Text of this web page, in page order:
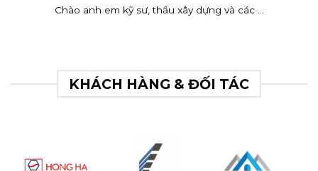
Chào anh em kỹ sư, thầu xây dựng và các ...
KHÁCH HÀNG & ĐỐI TÁC